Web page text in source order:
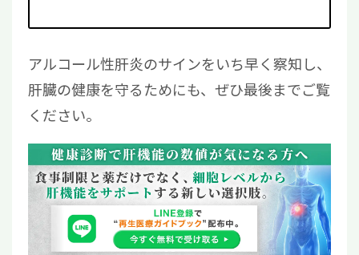
アルコール性肝炎のサインをいち早く察知し、
肝臓の健康を守るためにも、ぜひ最後までご覧
ください。